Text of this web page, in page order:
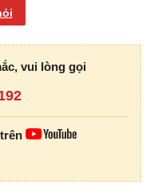
vui lòng gọi